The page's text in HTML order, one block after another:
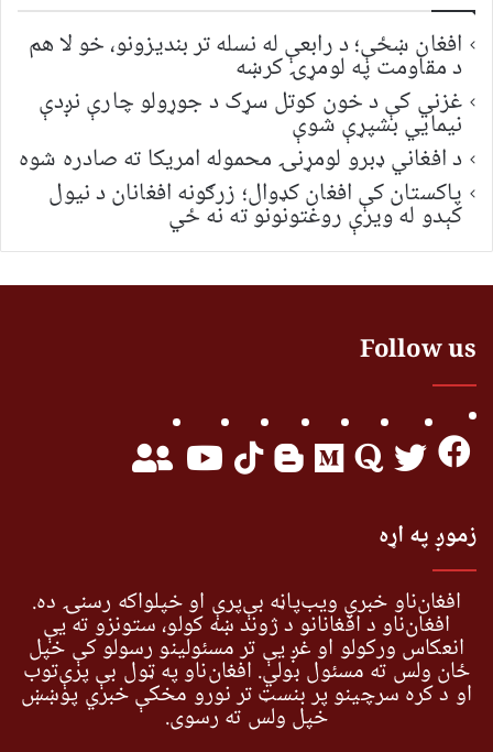
افغان ښځې؛ د رابعې له نسله تر بندیزونو، خو لا هم
د مقاومت په لومړۍ کرښه
غزني کې د خون کوتل سړک د جوړولو چارې نږدې
نیمايي بشپړې شوې
د افغاني ډبرو لومړنۍ محموله امریکا ته صادره شوه
پاکستان کې افغان کډوال؛ زرګونه افغانان د نیول
کېدو له ویرې روغتونونو ته نه ځي
Follow us
زموږ په اړه
افغان‌ناو خبري ویب‌پاڼه بې‌پرې او خپلواکه رسنۍ ده.
افغان‌ناو د افغانانو د ژوند ښه کولو، ستونزو ته یې
انعکاس ورکولو او غږ یې تر مسئولینو رسولو کې خپل
ځان ولس ته مسئول بولي. افغان‌ناو په ټول بې پرې‌توب
او د کره سرچینو پر بنسټ تر نورو مخکې خبري پوښښ
خپل ولس ته رسوي.